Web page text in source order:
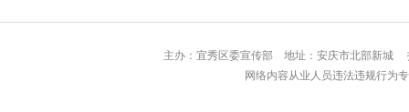
主办：宜秀区委宣传部 地址：安庆市北
网络内容从业人员违法违规行